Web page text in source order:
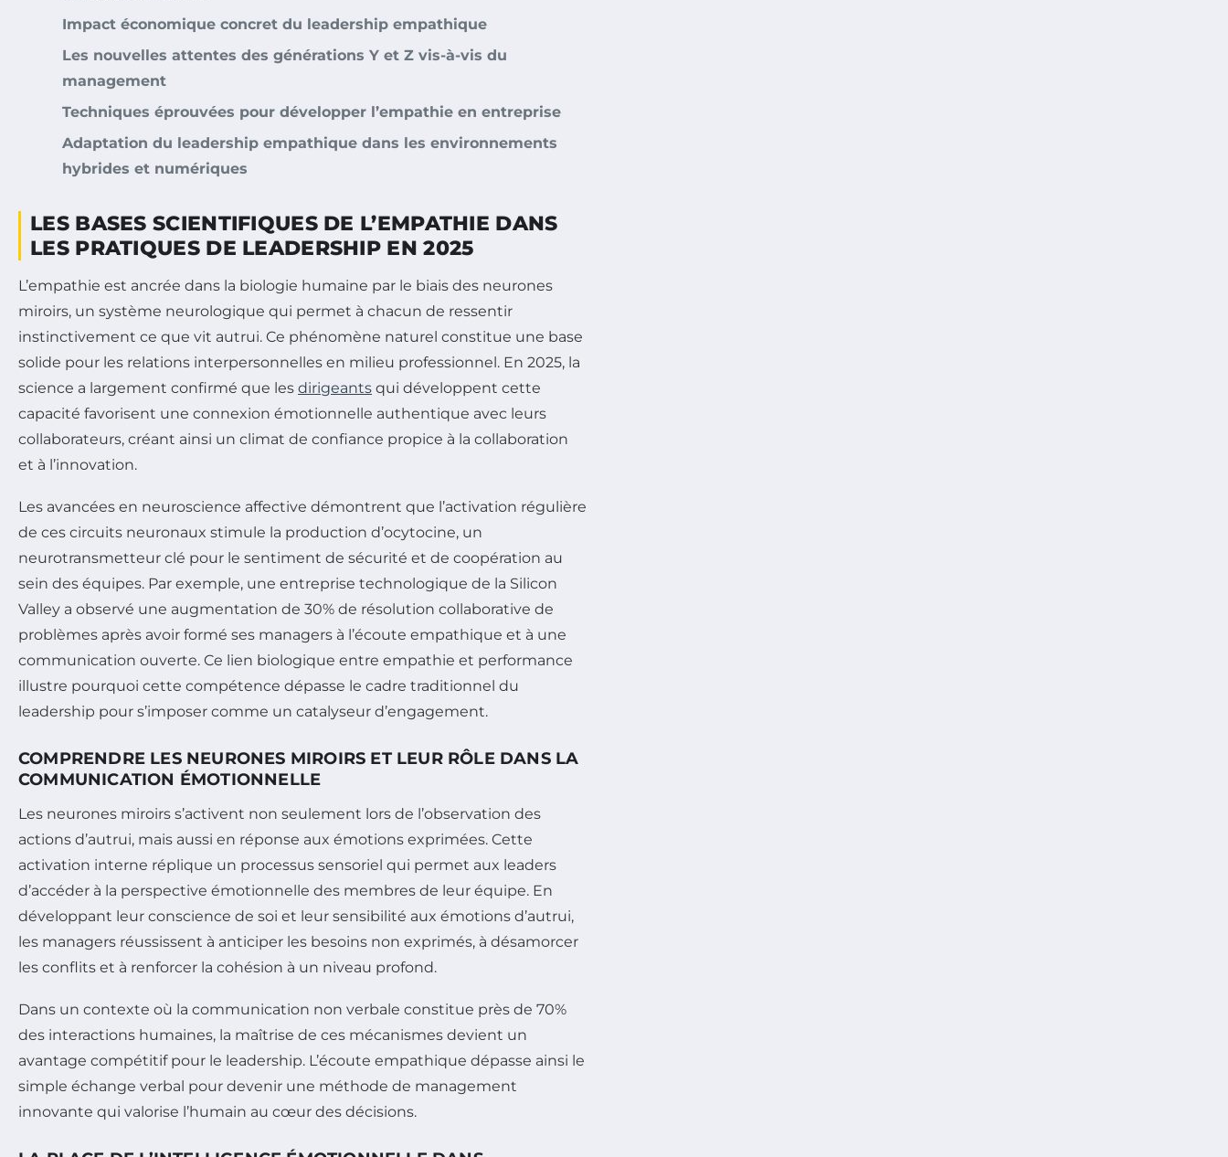
Impact économique concret du leadership empathique
Les nouvelles attentes des générations Y et Z vis-à-vis du
management
Techniques éprouvées pour développer l’empathie en entreprise
Adaptation du leadership empathique dans les environnements
hybrides et numériques
LES BASES SCIENTIFIQUES DE L’EMPATHIE DANS
LES PRATIQUES DE LEADERSHIP EN 2025
L’empathie est ancrée dans la biologie humaine par le biais des neurones
miroirs, un système neurologique qui permet à chacun de ressentir
instinctivement ce que vit autrui. Ce phénomène naturel constitue une base
solide pour les relations interpersonnelles en milieu professionnel. En 2025, la
science a largement confirmé que les dirigeants qui développent cette
capacité favorisent une connexion émotionnelle authentique avec leurs
collaborateurs, créant ainsi un climat de confiance propice à la collaboration
et à l’innovation.
Les avancées en neuroscience affective démontrent que l’activation régulière
de ces circuits neuronaux stimule la production d’ocytocine, un
neurotransmetteur clé pour le sentiment de sécurité et de coopération au
sein des équipes. Par exemple, une entreprise technologique de la Silicon
Valley a observé une augmentation de 30% de résolution collaborative de
problèmes après avoir formé ses managers à l’écoute empathique et à une
communication ouverte. Ce lien biologique entre empathie et performance
illustre pourquoi cette compétence dépasse le cadre traditionnel du
leadership pour s’imposer comme un catalyseur d’engagement.
COMPRENDRE LES NEURONES MIROIRS ET LEUR RÔLE DANS LA
COMMUNICATION ÉMOTIONNELLE
Les neurones miroirs s’activent non seulement lors de l’observation des
actions d’autrui, mais aussi en réponse aux émotions exprimées. Cette
activation interne réplique un processus sensoriel qui permet aux leaders
d’accéder à la perspective émotionnelle des membres de leur équipe. En
développant leur conscience de soi et leur sensibilité aux émotions d’autrui,
les managers réussissent à anticiper les besoins non exprimés, à désamorcer
les conflits et à renforcer la cohésion à un niveau profond.
Dans un contexte où la communication non verbale constitue près de 70%
des interactions humaines, la maîtrise de ces mécanismes devient un
avantage compétitif pour le leadership. L’écoute empathique dépasse ainsi le
simple échange verbal pour devenir une méthode de management
innovante qui valorise l’humain au cœur des décisions.